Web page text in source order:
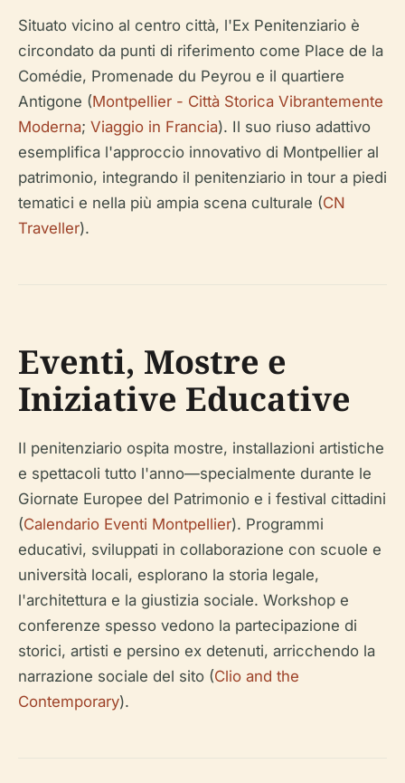
Situato vicino al centro città, l'Ex Penitenziario è
circondato da punti di riferimento come Place de la
Comédie, Promenade du Peyrou e il quartiere
Antigone (Montpellier - Città Storica Vibrantemente
Moderna; Viaggio in Francia). Il suo riuso adattivo
esemplifica l'approccio innovativo di Montpellier al
patrimonio, integrando il penitenziario in tour a piedi
tematici e nella più ampia scena culturale (CN
Traveller).
Eventi, Mostre e
Iniziative Educative
Il penitenziario ospita mostre, installazioni artistiche
e spettacoli tutto l'anno—specialmente durante le
Giornate Europee del Patrimonio e i festival cittadini
(Calendario Eventi Montpellier). Programmi
educativi, sviluppati in collaborazione con scuole e
università locali, esplorano la storia legale,
l'architettura e la giustizia sociale. Workshop e
conferenze spesso vedono la partecipazione di
storici, artisti e persino ex detenuti, arricchendo la
narrazione sociale del sito (Clio and the
Contemporary).